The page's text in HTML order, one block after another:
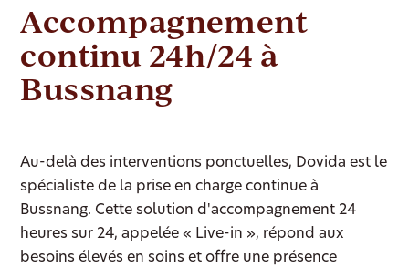
Accompagnement
continu 24h/24 à
Bussnang
Au-delà des interventions ponctuelles, Dovida est le
spécialiste de la prise en charge continue à
Bussnang. Cette solution d'accompagnement 24
heures sur 24, appelée « Live-in », répond aux
besoins élevés en soins et offre une présence